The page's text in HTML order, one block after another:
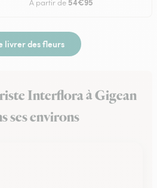
À partir de 54€95
livrer des fleurs
Interflora à Gigean
ses environs